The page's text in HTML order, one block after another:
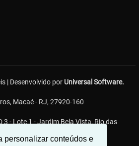
personalizar conteúdos e
| Desenvolvido por Universal Software.
Macaé - RJ, 27920-160
3 - Lote 1 - Jardim Bela Vista, Rio das